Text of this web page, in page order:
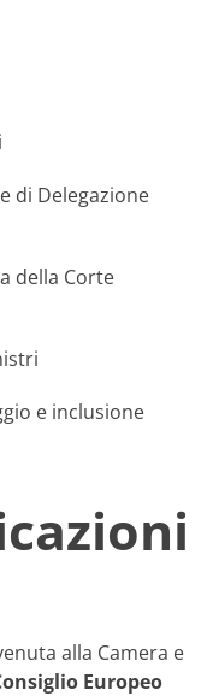
di Delegazione
della Corte
e inclusione
alla Camera e
Europeo